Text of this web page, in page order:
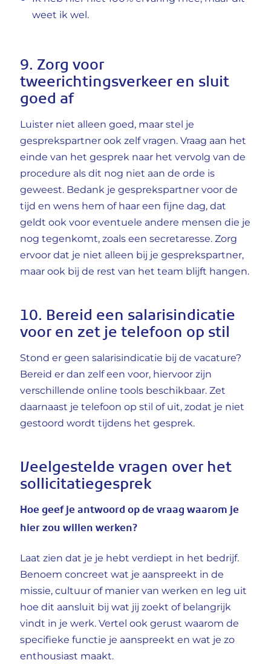
weet ik wel.
9. Zorg voor
tweerichtingsverkeer en sluit
goed af
Luister niet alleen goed, maar stel je
gesprekspartner ook zelf vragen. Vraag aan het
einde van het gesprek naar het vervolg van de
procedure als dit nog niet aan de orde is
geweest. Bedank je gesprekspartner voor de
tijd en wens hem of haar een fijne dag, dat
geldt ook voor eventuele andere mensen die je
nog tegenkomt, zoals een secretaresse. Zorg
ervoor dat je niet alleen bij je gesprekspartner,
maar ook bij de rest van het team blijft hangen.
10. Bereid een salarisindicatie
voor en zet je telefoon op stil
Stond er geen salarisindicatie bij de vacature?
Bereid er dan zelf een voor, hiervoor zijn
verschillende online tools beschikbaar. Zet
daarnaast je telefoon op stil of uit, zodat je niet
gestoord wordt tijdens het gesprek.
Veelgestelde vragen over het
sollicitatiegesprek
Hoe geef je antwoord op de vraag waarom je
hier zou willen werken?
Laat zien dat je je hebt verdiept in het bedrijf.
Benoem concreet wat je aanspreekt in de
missie, cultuur of manier van werken en leg uit
hoe dit aansluit bij wat jij zoekt of belangrijk
vindt in je werk. Vertel ook gerust waarom de
specifieke functie je aanspreekt en wat je zo
enthousiast maakt.